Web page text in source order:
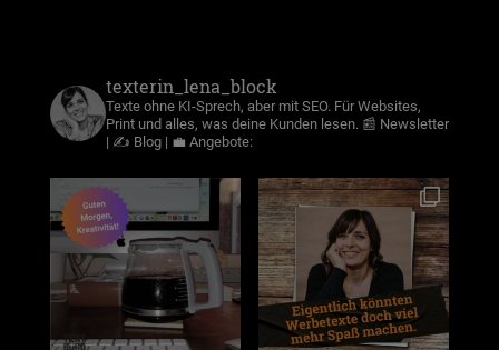
texterin_lena_block
Texte ohne KI-Sprech, aber mit SEO. Für Websites,
Print und alles, was deine Kunden lesen. 📰 Newsletter
| ✍️ Blog | 💼 Angebote: